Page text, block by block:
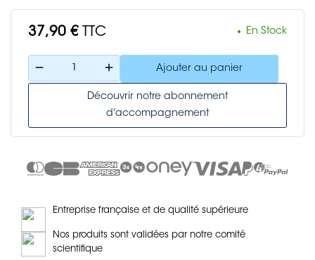
37,90 € TTC En Stock
remove add Ajouter au panier
Découvrir notre abonnement
d'accompagnement
Entreprise française et de qualité supérieure
Nos produits sont validées par notre comité
scientifique